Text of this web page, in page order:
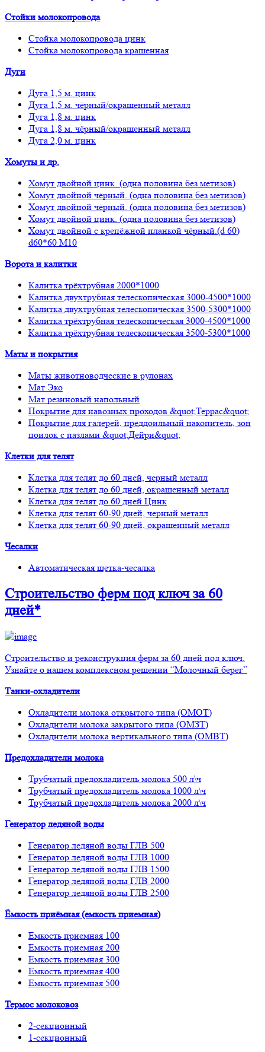
Стойки молокопровода
Стойка молокопровода цинк
Стойка молокопровода крашенная
Дуги
Дуга 1,5 м. цинк
Дуга 1,5 м. чёрный/окрашенный металл
Дуга 1,8 м. цинк
Дуга 1,8 м. чёрный/окрашенный металл
Дуга 2,0 м. цинк
Хомуты и др.
Хомут двойной цинк. (одна половина без метизов)
Хомут двойной чёрный. (одна половина без метизов)
Хомут двойной чёрный. (одна половина без метизов)
Хомут двойной цинк. (одна половина без метизов)
Хомут двойной с крепёжной планкой чёрный.(d 60)
d60*60 М10
Ворота и калитки
Калитка трёхтрубная 2000*1000
Калитка двухтрубная телескопическая 3000-4500*1000
Калитка двухтрубная телескопическая 3500-5300*1000
Калитка трёхтрубная телескопическая 3000-4500*1000
Калитка трёхтрубная телескопическая 3500-5300*1000
Маты и покрытия
Маты животноводческие в рулонах
Мат Эко
Мат резиновый напольный
Покрытие для навозных проходов &quot;Террас&quot;
Покрытие для галерей, преддоильный накопитель, зон
поилок с пазлами &quot;Дейри&quot;
Клетки для телят
Клетка для телят до 60 дней, черный металл
Клетка для телят до 60 дней, окрашенный металл
Клетка для телят до 60 дней Цинк
Клетка для телят 60-90 дней, черный металл
Клетка для телят 60-90 дней, окрашенный металл
Чесалки
Автоматическая щетка-чесалка
Строительство фермпод ключ за 60
дней*
Строительство и реконструкция ферм за 60 дней под ключ.
Узнайте о нашем комплексном решении “Молочный берег”
Танки-охладители
Охладители молока открытого типа (ОМОТ)
Охладители молока закрытого типа (ОМЗТ)
Охладители молока вертикального типа (ОМВТ)
Предохладители молока
Трубчатый предохладитель молока 500 л\ч
Трубчатый предохладитель молока 1000 л\ч
Трубчатый предохладитель молока 2000 л\ч
Генератор ледяной воды
Генератор ледяной воды ГЛВ 500
Генератор ледяной воды ГЛВ 1000
Генератор ледяной воды ГЛВ 1500
Генератор ледяной воды ГЛВ 2000
Генератор ледяной воды ГЛВ 2500
Ёмкость приёмная (емкость приемная)
Емкость приемная 100
Емкость приемная 200
Емкость приемная 300
Емкость приемная 400
Емкость приемная 500
Термос молоковоз
2-секционный
1-секционный